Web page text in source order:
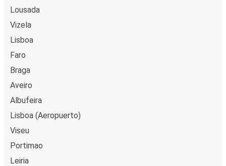
Lousada
Vizela
Lisboa
Faro
Braga
Aveiro
Albufeira
Lisboa (Aeropuerto)
Viseu
Portimao
Leiria